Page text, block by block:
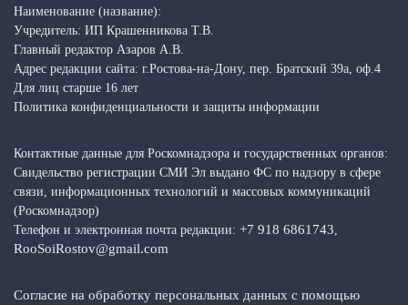
Наименование (название):
Учредитель: ИП Крашенникова Т.В.
Главный редактор Азаров А.В.
Адрес редакции сайта: г.Ростова-на-Дону, пер. Братский 39а, оф.4
Для лиц старше 16 лет
Политика конфиденциальности и защиты информации
Контактные данные для Роскомнадзора и государственных органов:
Свидельство регистрации СМИ Эл выдано ФС по надзору в сфере
связи, информационных технологий и массовых коммуникаций
(Роскомнадзор)
Телефон и электронная почта редакции: +7 918 6861743,
RooSoiRostov@gmail.com
Согласие на обработку персональных данных с помощью